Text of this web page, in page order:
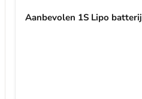
Aanbevolen 1S Lipo batterij